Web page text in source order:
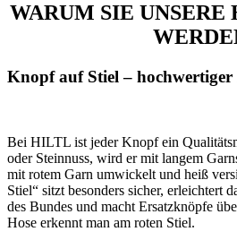
WARUM SIE UNSERE
Knopf auf Stiel – hochwertiger
Bei HILTL ist jeder Knopf ein
oder Steinnuss, wird er mit langem
mit rotem Garn umwickelt und heiß
Stiel“ sitzt besonders sicher, erleichtert
des Bundes und macht Ersatzknöpfe
Hose erkennt man am roten Stiel.